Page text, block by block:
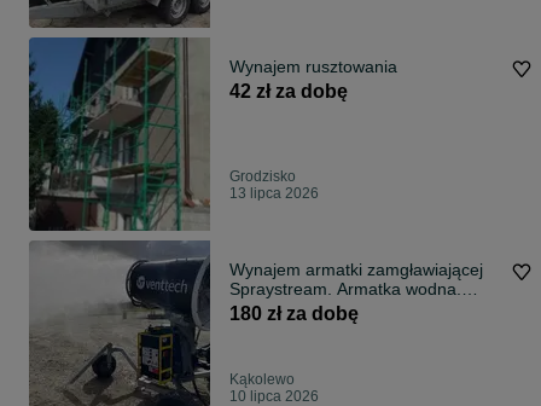
Wynajem rusztowania
42 zł za dobę
Grodzisko
13 lipca 2026
Wynajem armatki zamgławiającej
Spraystream. Armatka wodna.
Redukcja zapylenia. Zraszanie.
Odory. Dezynfekcja
180 zł za dobę
Kąkolewo
10 lipca 2026